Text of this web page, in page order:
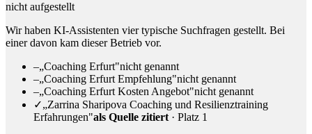
nicht aufgestellt
Wir haben KI-Assistenten vier typische Suchfragen gestellt. Bei
einer davon kam dieser Betrieb vor.
–„Coaching Erfurt"nicht genannt
–„Coaching Erfurt Empfehlung"nicht genannt
–„Coaching Erfurt Kosten Angebot"nicht genannt
✓„Zarrina Sharipova Coaching und Resilienztraining
Erfahrungen"als Quelle zitiert· Platz 1